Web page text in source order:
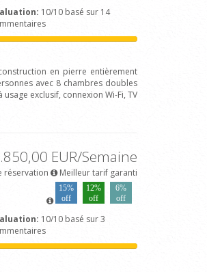
10/10 basé sur 14
en pierre entièrement
avec 8 chambres doubles
exclusif, connexion Wi-Fi, TV
EUR/Semaine
réservation
Meilleur tarif garanti
15%
off
12%
off
6%
off
10/10 basé sur 3